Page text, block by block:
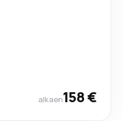
alkaen158 €